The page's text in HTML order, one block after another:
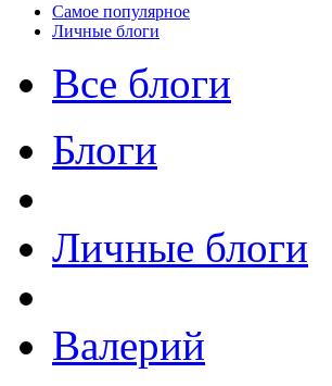
Самое популярное
Личные блоги
Все блоги
Блоги
Личные блоги
Валерий